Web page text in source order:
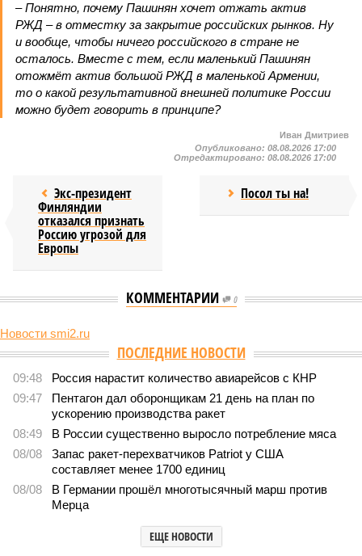
– Понятно, почему Пашинян хочет отжать актив
РЖД – в отместку за закрытие российских рынков. Ну
и вообще, чтобы ничего российского в стране не
осталось. Вместе с тем, если маленький Пашинян
отожмёт актив большой РЖД в маленькой Армении,
то о какой результативной внешней политике России
можно будет говорить в принципе?
Иван Дмитриев
Опубликовано: 08.08.2026 17:00
Отредактировано: 08.08.2026 17:00
Экс-президент
Финляндии
отказался признать
Россию угрозой для
Европы
Посол ты на!
КОММЕНТАРИИ 0
Новости smi2.ru
В нескольких станциях от уже сданного
«Сказочного леса» пайщики ЖК «Станция Л» продолжают ждать от
компании Capital Group начала реальной достройки
В нескольких станциях от уже сданного «Сказочного
леса» пайщики ЖК «Станция Л» продолжают ждать от
компании Capital Group начала реальной достройки
«Станция ожидания» для дольщиков